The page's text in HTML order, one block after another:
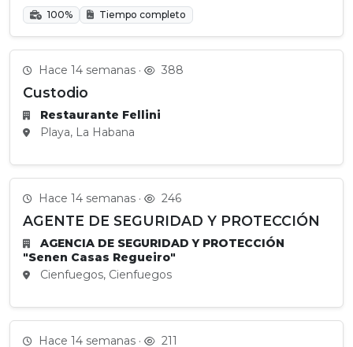
100% Tiempo completo
Hace 14 semanas · 388
Custodio
Restaurante Fellini
Playa, La Habana
Hace 14 semanas · 246
AGENTE DE SEGURIDAD Y PROTECCIÓN
AGENCIA DE SEGURIDAD Y PROTECCIÓN
"Senen Casas Regueiro"
Cienfuegos, Cienfuegos
Hace 14 semanas · 211